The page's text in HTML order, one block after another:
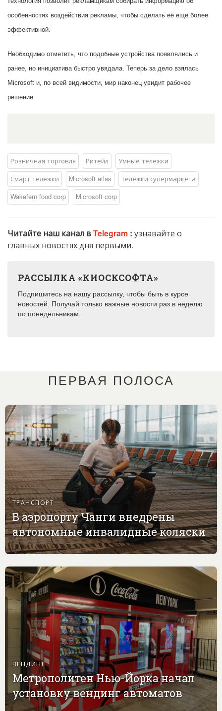
особенностях воздействия рекламы, чтобы сделать её ещё более
эффективной.
Необходимо отметить, что подобные устройства появлялись и
ранее, но инициатива быстро увядала. Теперь за дело взялась
Microsoft и, по всей видимости, мир наконец увидит рабочее
решение.
Розничная торговля Ритейл
Умные тележки
Смарт тележки
Microsoft atlas
Тележки супермаркета
Wakefern food corp
Microsoft corp
Читайте наш канал вTelegram : узнавайте о
главных новостях дня первыми.
РАССЫЛКА «КИОСКСОФТА»
Подпишитесь на нашу рассылку, чтобы быть в курсе
новостей. Получай только важные новости раз в неделю
по понедельникам.
ПЕРВАЯ ПОЛОСА
ТРАНСПОРТ
В аэропорту Чанги внедрены
автономные инвалидные коляски
ВЕНДИНГ
Метрополитен Нью-Йорка начал
установку вендинг автоматов